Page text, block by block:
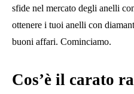
sfide nel mercato degli anelli
ottenere i tuoi anelli con
buoni affari. Cominciamo.
Cos’è il carato